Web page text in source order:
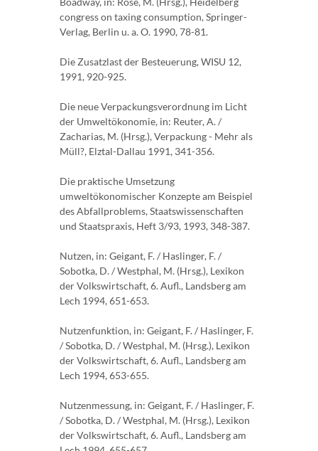
congress on taxing consumption, Springer-
Verlag, Berlin u. a. O. 1990, 78-81.
Die Zusatzlast der Besteuerung, WISU 12,
1991, 920-925.
Die neue Verpackungsverordnung im Licht
der Umweltökonomie, in: Reuter, A. /
Zacharias, M. (Hrsg.), Verpackung - Mehr als
Müll?, Elztal-Dallau 1991, 341-356.
Die praktische Umsetzung
umweltökonomischer Konzepte am Beispiel
des Abfallproblems, Staatswissenschaften
und Staatspraxis, Heft 3/93, 1993, 348-387.
Nutzen, in: Geigant, F. / Haslinger, F. /
Sobotka, D. / Westphal, M. (Hrsg.), Lexikon
der Volkswirtschaft, 6. Aufl., Landsberg am
Lech 1994, 651-653.
Nutzenfunktion, in: Geigant, F. / Haslinger, F.
/ Sobotka, D. / Westphal, M. (Hrsg.), Lexikon
der Volkswirtschaft, 6. Aufl., Landsberg am
Lech 1994, 653-655.
Nutzenmessung, in: Geigant, F. / Haslinger, F.
/ Sobotka, D. / Westphal, M. (Hrsg.), Lexikon
der Volkswirtschaft, 6. Aufl., Landsberg am